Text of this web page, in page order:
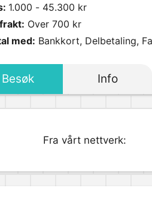
1.000 - 45.300 kr
Over 700 kr
med: Bankkort, Delbetaling,
Besøk Info
Fra vårt nettverk: